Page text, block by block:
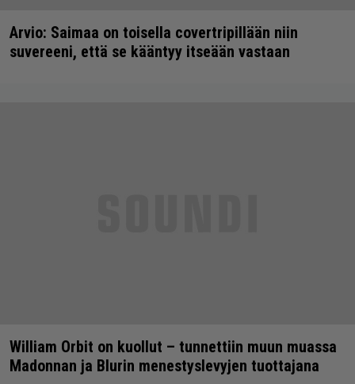
Arvio: Saimaa on toisella covertripillään niin
suvereeni, että se kääntyy itseään vastaan
William Orbit on kuollut – tunnettiin muun muassa
Madonnan ja Blurin menestyslevyjen tuottajana